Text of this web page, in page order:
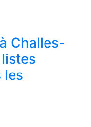
Challes-
les